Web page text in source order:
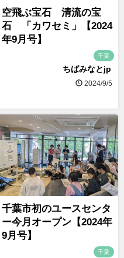
空飛ぶ宝石 清流の宝
石 「カワセミ」【2024
年9月号】
千葉
ちばみなとjp
2024/9/5
千葉市初のユースセンタ
ー今月オープン【2024年
9月号】
千葉